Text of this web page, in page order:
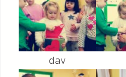
dav